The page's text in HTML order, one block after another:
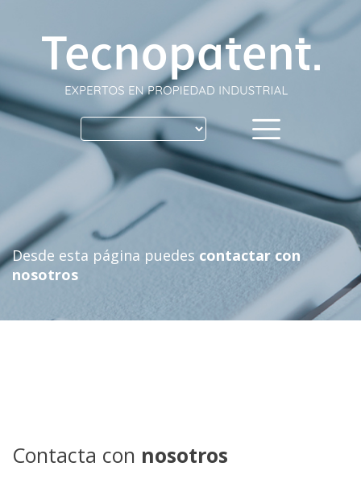
content
Desde esta página puedes contactar con
nosotros
Contacta con nosotros